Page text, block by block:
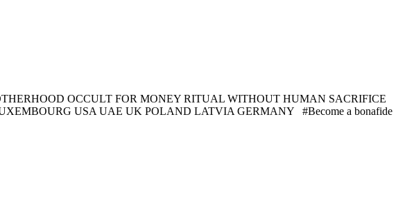
OCCULT FOR MONEY RITUAL WITHOUT HUMAN SACRIFICE
USA UAE UK POLAND LATVIA GERMANY ‎ ‎ ‎#Become a bonafide